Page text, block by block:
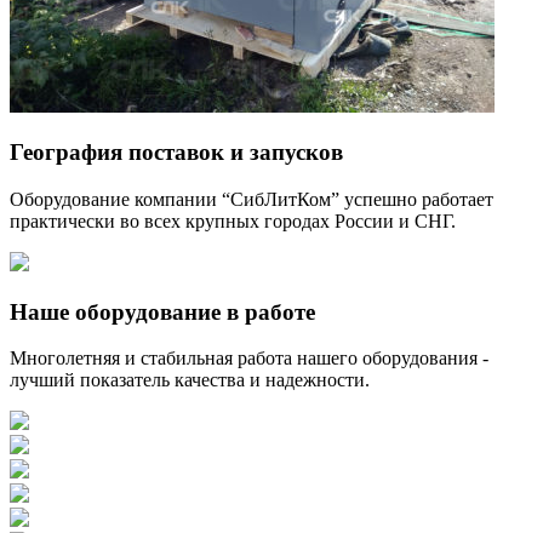
География поставок и запусков
Оборудование компании “СибЛитКом” успешно работает
практически во всех крупных городах России и СНГ.
Наше оборудование в работе
Многолетняя и стабильная работа нашего оборудования -
лучший показатель качества и надежности.